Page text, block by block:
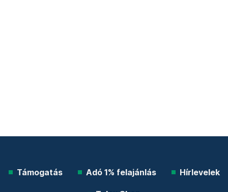
Támogatás Adó 1% felajánlás Hírlevelek